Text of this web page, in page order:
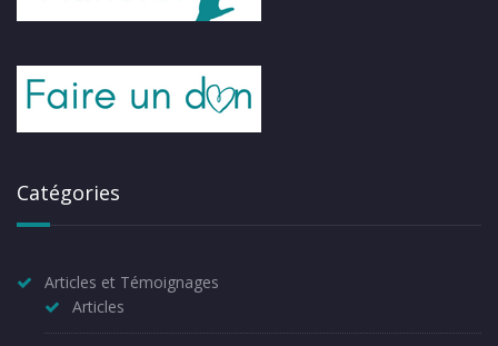
Catégories
Articles et Témoignages
Articles